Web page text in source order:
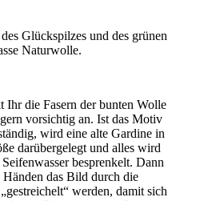
Glückspilzes und des grünen
Naturwolle.
Ihr die Fasern der bunten Wolle
vorsichtig an. Ist das Motiv
wird eine alte Gardine in
darübergelegt und alles wird
besprenkelt. Dann
das Bild durch die
werden, damit sich